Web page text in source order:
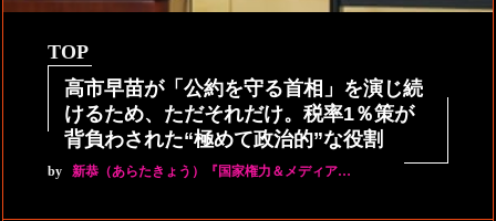
TOP
高市早苗が「公約を守る首相」を演じ続
けるため、ただそれだけ。税率1％策が
背負わされた“極めて政治的”な役割
by 新恭（あらたきょう）『国家権力＆メディア…